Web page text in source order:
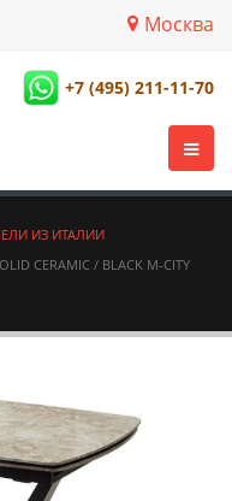
Москва
+7 (495) 211-11-70
ИЗ ИТАЛИИ
CERAMIC / BLACK М-CITY